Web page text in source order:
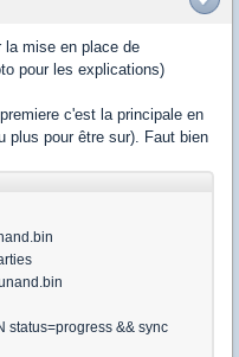
la mise en place de
pour les explications)
c'est la principale en
plus pour être sur). Faut bien
status=progress && sync